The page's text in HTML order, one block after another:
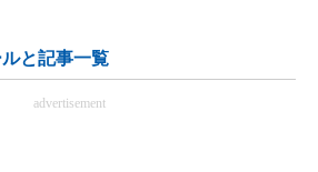
と記事一覧
advertisement